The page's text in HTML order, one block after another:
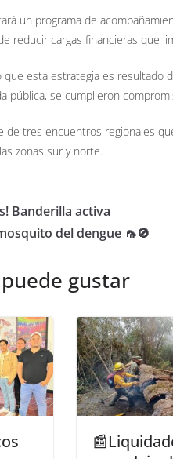
un programa de
reducir cargas financieras que
que esta estrategia es resultado
pública, se cumplieron
de tres encuentros regionales
zonas sur y norte.
Banderilla activa
del dengue 🦟🚫
gustar